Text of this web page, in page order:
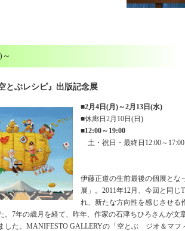
とぶレシピ』出版記念展
■2月4日(月)～2月13日(水)
■休廊日2月10日(日)
■12:00～19:00
土・祝日・最終日12:00～17:00
伊藤正道の生前最後の個展とな
展」。2011年12月、今回と同じ
れ、新たな方向性を感じさせる
。7年の歳月を経て、昨年、作家の石津ちひろさんが文
した。MANIFESTO GALLERYの「空とぶ ジオ＆マフ